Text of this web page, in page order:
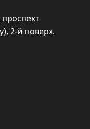
проспект
2-й поверх.